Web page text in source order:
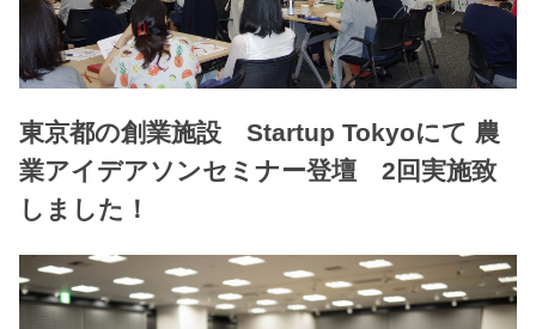
東京都の創業施設 Startup Tokyoにて 農
業アイデアソンセミナー登壇 2回実施致
しました！